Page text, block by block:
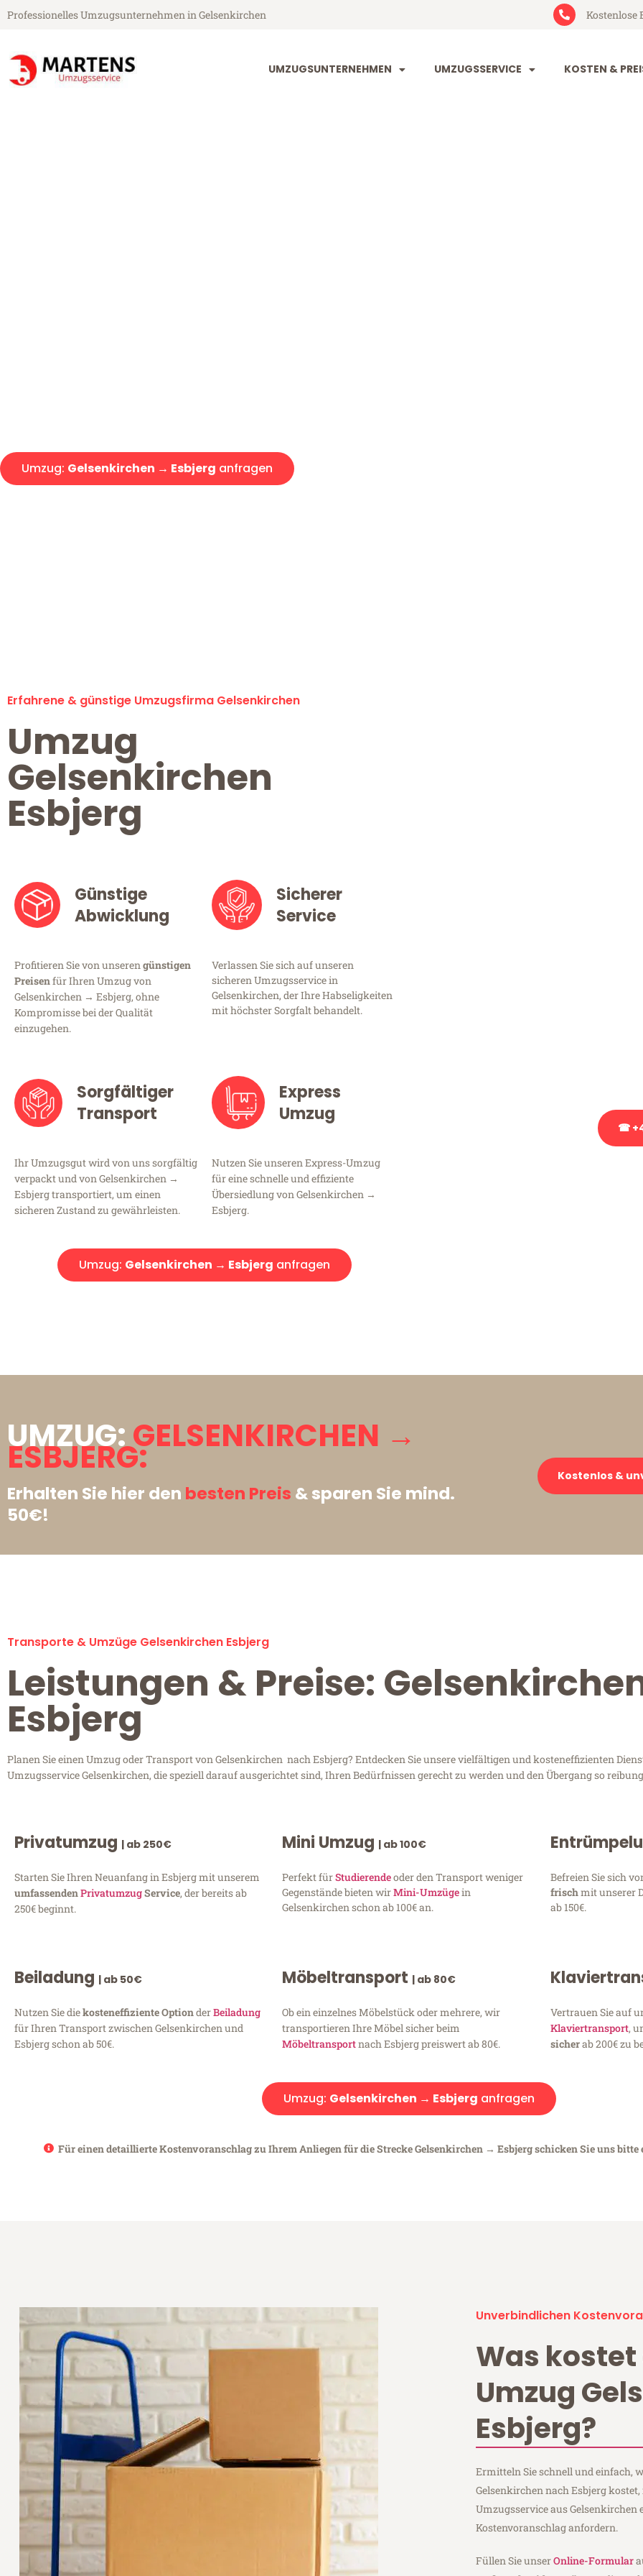
Professionelles Umzugsunternehmen in Gelsenkirchen Kostenlose
UMZUGSUNTERNEHMEN UMZUGSSERVICE KOSTEN &
Umzug: Gelsenkirchen → Esbjerg anfragen
Erfahrene & günstige Umzugsfirma Gelsenkirchen
Umzug
Gelsenkirchen
Esbjerg
Günstige
Abwicklung
Profitieren Sie von unserengünstigen
Preisenfür Ihren Umzug von
Gelsenkirchen → Esbjerg, ohne
Kompromisse bei der Qualität
einzugehen.
Sicherer
Service
Verlassen Sie sich auf unseren
sicheren Umzugsservice in
Gelsenkirchen, der Ihre Habseligkeiten
mit höchster Sorgfalt behandelt.
Sorgfältiger
Transport
Ihr Umzugsgut wird von uns sorgfältig
verpackt und von Gelsenkirchen →
Esbjerg transportiert, um einen
sicheren Zustand zu gewährleisten.
Express
Umzug
Nutzen Sie unseren Express-Umzug
für eine schnelle und effiziente
Übersiedlung von Gelsenkirchen →
Esbjerg.
Umzug: Gelsenkirchen → Esbjerg anfragen
☎
UMZUG:GELSENKIRCHEN →
ESBJERG:
Erhalten Sie hier den besten Preis & sparen Sie mind.
50€!
Kostenlos &
Transporte & Umzüge Gelsenkirchen Esbjerg
Leistungen & Preise:
Esbjerg
Planen Sie einen Umzug oder Transport von Gelsenkirchen nach Esbjerg? Entdecken Sie unsere vielfältigen und kosteneffizienten
Umzugsservice Gelsenkirchen, die speziell darauf ausgerichtet sind, Ihren Bedürfnissen gerecht zu werden und den Übergang so
Privatumzug | ab 250€
Starten Sie Ihren Neuanfang in Esbjerg mit unserem
umfassendenPrivatumzugService, der bereits ab
250€ beginnt.
Mini Umzug | ab 100€
Perfekt fürStudierendeoder den Transport weniger
Gegenstände bieten wirMini-Umzügein
Gelsenkirchen schon ab 100€ an.
Befreien Sie sich
frischmit unserer
ab 150€.
Beiladung | ab 50€
Nutzen Sie diekosteneffiziente OptionderBeiladung
für Ihren Transport zwischen Gelsenkirchen und
Esbjerg schon ab 50€.
Möbeltransport | ab 80€
Ob ein einzelnes Möbelstück oder mehrere, wir
transportieren Ihre Möbel sicher beim
Möbeltransportnach Esbjerg preiswert ab 80€.
Vertrauen Sie auf
Klaviertransport,
sicherab 200€ zu
Umzug: Gelsenkirchen → Esbjerg anfragen
Für einen detaillierte Kostenvoranschlag zu Ihrem Anliegen für die Strecke Gelsenkirchen → Esbjerg schicken Sie uns bitte
Unverbindlichen
Was kostet
Umzug
Esbjerg?
Ermitteln Sie schnell und einfach,
Gelsenkirchen nach Esbjerg
Umzugsservice aus Gelsenkirchen
Kostenvoranschlag anfordern.
Füllen Sie unserOnline-Formular